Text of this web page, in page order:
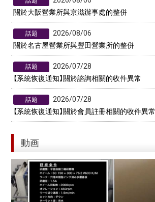
關於大阪營業所與京滋辦事處的整併
話題
2026/08/06
關於名古屋營業所與豐田營業所的整併
話題
2026/07/28
【系統恢復通知】關於諮詢相關的收件異常
話題
2026/07/28
【系統恢復通知】關於會員註冊相關的收件異常
動画